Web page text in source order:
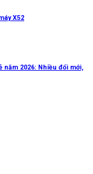
X52
năm 2026: Nhiều đổi mới,